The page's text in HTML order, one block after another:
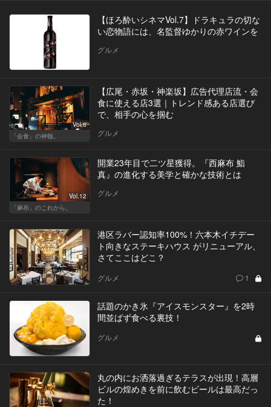
【ほろ酔いシネマVol.7】ドラキュラの切な
い恋物語には、名監督ゆかりの赤ワインを
グルメ
Vol.6
「会食」の神髄。
【広尾・赤坂・神楽坂】広告代理店流・会
食に使える店3選｜トレンド感ある店選び
で、相手の心を掴む
グルメ
Vol.12
「麻布」のこれから。
開業23年目で二ツ星獲得。『西麻布 鮨
真』の進化する美学と確かな技術とは
グルメ
港区ラバー認知率100%！六本木イチデー
ト向きなステーキハウス がリニューアル、
さてここはどこ？
グルメ 1
話題のかき氷『アイスモンスター』を2時
間並ばず食べる裏技！
グルメ
丸の内にお洒落過ぎるテラスが出現！高層
ビルの煌めきを前に飲むビールは最高だっ
た！